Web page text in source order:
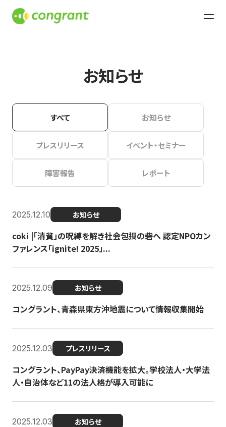
お知らせ
すべて お知らせ
プレスリリース イベント・セミナー
障害報告 レポート
2025.12.10 お知らせ
coki |「清貧」の呪縛を解き社会包摂の砦へ 認定NPOカン
ファレンス「ignite! 2025」...
2025.12.09 お知らせ
コングラント、青森県東方沖地震について情報収集開始
2025.12.03 プレスリリース
コングラント、PayPay決済機能を拡大。学校法人・大学法
人・自治体など11の法人格が導入可能に
2025.12.03 お知らせ